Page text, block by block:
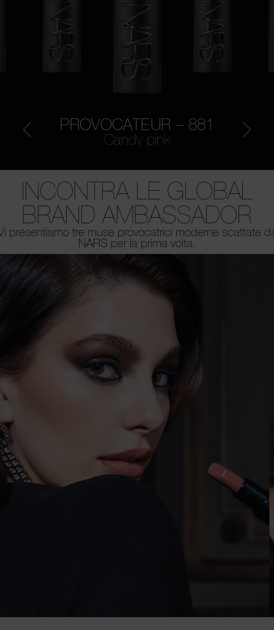
PROVOCATEUR – 881
Candy pink
INCONTRA LE GLOBAL
BRAND AMBASSADOR
presentiamo tre muse provocatrici moderne scattate
NARS per la prima volta.